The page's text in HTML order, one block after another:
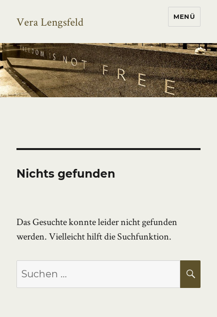
Vera Lengsfeld MENÜ
Nichts gefunden
Das Gesuchte konnte leider nicht gefunden
werden. Vielleicht hilft die Suchfunktion.
Suchen
nach: